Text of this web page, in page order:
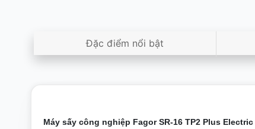
Đặc điểm nổi bật
Máy sấy công nghiệp Fagor SR-16 TP2 Plus Electric